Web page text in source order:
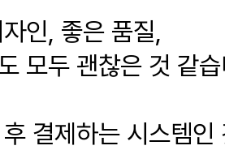
인, 좋은 품질,
모두 괜찮은 것 같
결제하는 시스템